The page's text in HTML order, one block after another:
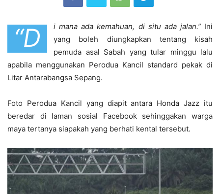
“D i mana ada kemahuan, di situ ada jalan.”Ini
yang boleh diungkapkan tentang kisah
pemuda asal Sabah yang tular minggu lalu
apabila menggunakan Perodua Kancil standard pekak di
Litar Antarabangsa Sepang.
Foto Perodua Kancil yang diapit antara Honda Jazz itu
beredar di laman sosial Facebook sehinggakan warga
maya tertanya siapakah yang berhati kental tersebut.